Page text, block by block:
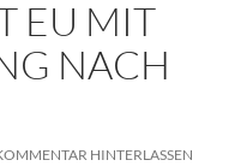
EU MIT
NACH
HINTERLASSEN